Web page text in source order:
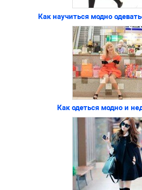
Как научиться модно
Как одеться модно и